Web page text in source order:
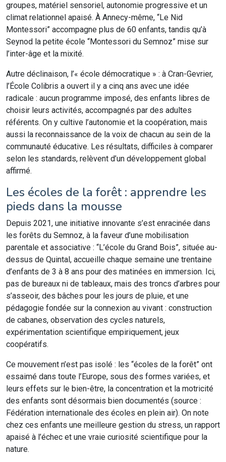
groupes, matériel sensoriel, autonomie progressive et un
climat relationnel apaisé. À Annecy-même, “Le Nid
Montessori” accompagne plus de 60 enfants, tandis qu’à
Seynod la petite école “Montessori du Semnoz” mise sur
l’inter-âge et la mixité.
Autre déclinaison, l’« école démocratique » : à Cran-Gevrier,
l’École Colibris a ouvert il y a cinq ans avec une idée
radicale : aucun programme imposé, des enfants libres de
choisir leurs activités, accompagnés par des adultes
référents. On y cultive l’autonomie et la coopération, mais
aussi la reconnaissance de la voix de chacun au sein de la
communauté éducative. Les résultats, difficiles à comparer
selon les standards, relèvent d’un développement global
affirmé.
Les écoles de la forêt : apprendre les
pieds dans la mousse
Depuis 2021, une initiative innovante s’est enracinée dans
les forêts du Semnoz, à la faveur d’une mobilisation
parentale et associative : “L’école du Grand Bois”, située au-
dessus de Quintal, accueille chaque semaine une trentaine
d’enfants de 3 à 8 ans pour des matinées en immersion. Ici,
pas de bureaux ni de tableaux, mais des troncs d’arbres pour
s’asseoir, des bâches pour les jours de pluie, et une
pédagogie fondée sur la connexion au vivant : construction
de cabanes, observation des cycles naturels,
expérimentation scientifique empiriquement, jeux
coopératifs.
Ce mouvement n’est pas isolé : les “écoles de la forêt” ont
essaimé dans toute l’Europe, sous des formes variées, et
leurs effets sur le bien-être, la concentration et la motricité
des enfants sont désormais bien documentés (source :
Fédération internationale des écoles en plein air). On note
chez ces enfants une meilleure gestion du stress, un rapport
apaisé à l’échec et une vraie curiosité scientifique pour la
nature.